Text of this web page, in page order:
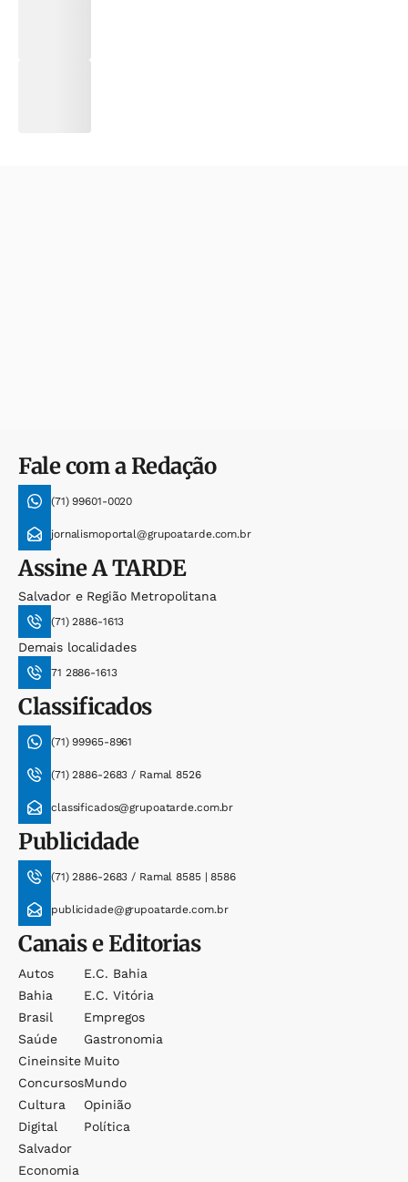
Fale com a Redação
(71) 99601-0020
jornalismoportal@grupoatarde.com.br
AssineA TARDE
Salvador e Região Metropolitana
(71) 2886-1613
Demais localidades
71 2886-1613
Classificados
(71) 99965-8961
(71) 2886-2683 / Ramal 8526
classificados@grupoatarde.com.br
Publicidade
(71) 2886-2683 / Ramal 8585 | 8586
publicidade@grupoatarde.com.br
Canais e Editorias
Autos
Bahia
Brasil
Saúde
Cineinsite
Concursos
Cultura
Digital
Salvador
Economia
E.c. Bahia
E.c. Vitória
Empregos
Gastronomia
Muito
Mundo
Opinião
Política